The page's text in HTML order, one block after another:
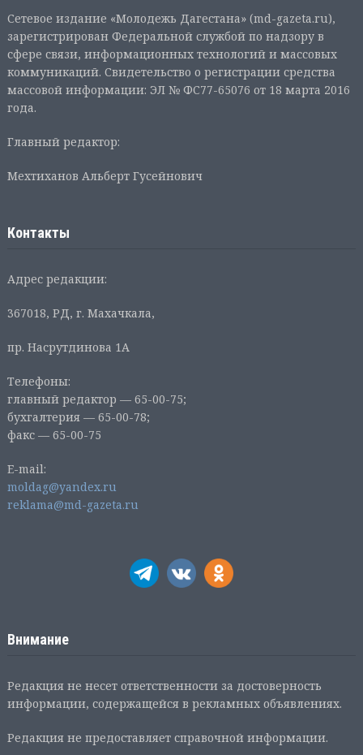
Сетевое издание «Молодежь Дагестана» (md-gazeta.ru),
зарегистрирован Федеральной службой по надзору в
сфере связи, информационных технологий и массовых
коммуникаций. Свидетельство о регистрации средства
массовой информации: ЭЛ № ФС77-65076 от 18 марта 2016
года.
Главный редактор:
Мехтиханов Альберт Гусейнович
Контакты
Адрес редакции:
367018, РД, г. Махачкала,
пр. Насрутдинова 1А
Телефоны:
главный редактор — 65-00-75;
бухгалтерия — 65-00-78;
факс — 65-00-75
E-mail:
moldag@yandex.ru
reklama@md-gazeta.ru
Внимание
Редакция не несет ответственности за достоверность
информации, содержащейся в рекламных объявлениях.
Редакция не предоставляет справочной информации.